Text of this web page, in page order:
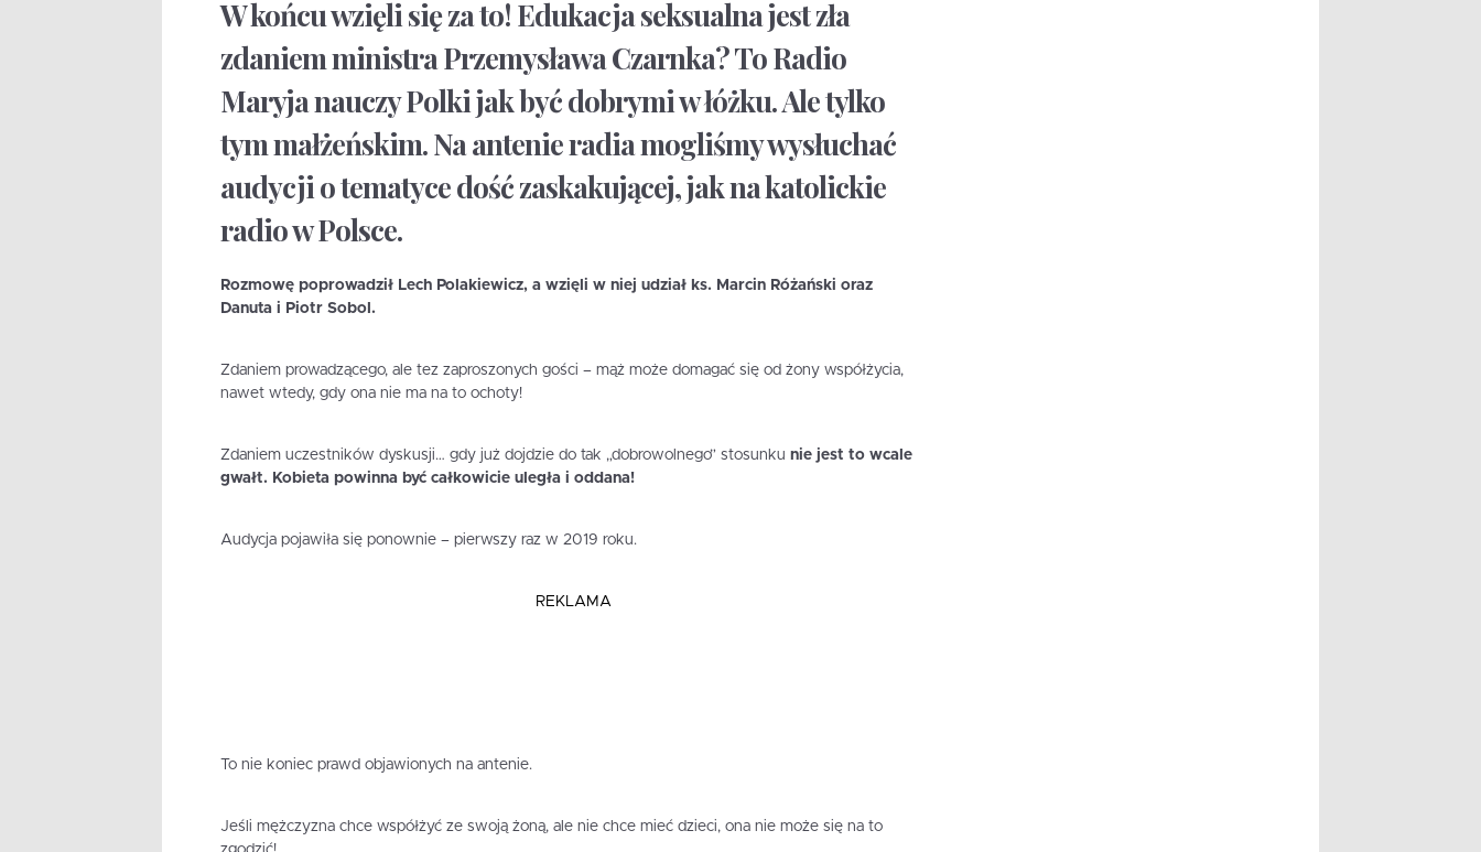
W końcu wzięli się za to! Edukacja seksualna jest zła
zdaniem ministra Przemysława Czarnka? To Radio
Maryja nauczy Polki jak być dobrymi w łóżku. Ale tylko
tym małżeńskim. Na antenie radia mogliśmy wysłuchać
audycji o tematyce dość zaskakującej, jak na katolickie
radio w Polsce.
Rozmowę poprowadził Lech Polakiewicz, a wzięli w niej udział ks. Marcin Różański oraz
Danuta i Piotr Sobol.
Zdaniem prowadzącego, ale tez zaproszonych gości – mąż może domagać się od żony współżycia,
nawet wtedy, gdy ona nie ma na to ochoty!
Zdaniem uczestników dyskusji… gdy już dojdzie do tak „dobrowolnego” stosunku nie jest to wcale
gwałt. Kobieta powinna być całkowicie uległa i oddana!
Audycja pojawiła się ponownie – pierwszy raz w 2019 roku.
REKLAMA
To nie koniec prawd objawionych na antenie.
Jeśli mężczyzna chce współżyć ze swoją żoną, ale nie chce mieć dzieci, ona nie może się na to